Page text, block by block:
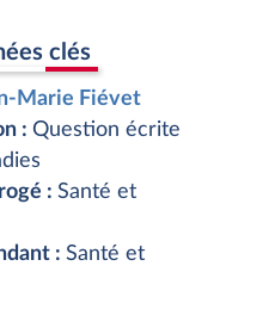
clés
Marie Fiévet
: Question écrite
: Santé et
: Santé et